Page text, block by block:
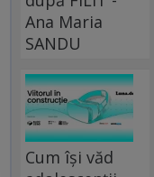
Ana Maria
SANDU
Cum își văd